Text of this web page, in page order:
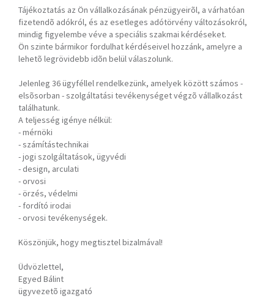
Tájékoztatás az Ön vállalkozásának pénzügyeirõl, a várhatóan
fizetendõ adókról, és az esetleges adótörvény változásokról,
mindig figyelembe véve a speciális szakmai kérdéseket.
Ön szinte bármikor fordulhat kérdéseivel hozzánk, amelyre a
lehetõ legrövidebb idõn belül válaszolunk.
Jelenleg 36 ügyféllel rendelkezünk, amelyek között számos -
elsõsorban - szolgáltatási tevékenységet végzõ vállalkozást
találhatunk.
A teljesség igénye nélkül:
- mérnöki
- számítástechnikai
- jogi szolgáltatások, ügyvédi
- design, arculati
- orvosi
- örzés, védelmi
- fordító irodai
- orvosi tevékenységek.
Köszönjük, hogy megtisztel bizalmával!
Üdvözlettel,
Egyed Bálint
ügyvezetõ igazgató